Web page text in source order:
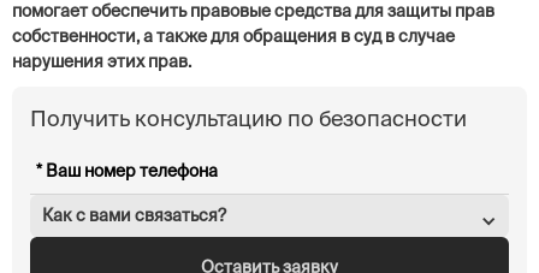
помогает обеспечить правовые средства для защиты прав
собственности, а также для обращения в суд в случае
нарушения этих прав.
Получить консультацию по безопасности
Как с вами связаться?